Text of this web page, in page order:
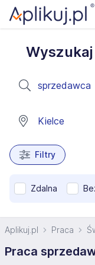
Filtry
Zdalna
Aplikuj.pl Praca
Praca